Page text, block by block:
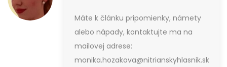
Máte k článku pripomienky, námety
alebo nápady, kontaktujte ma na
mailovej adrese:
monika.hozakova@nitrianskyhlasnik.sk